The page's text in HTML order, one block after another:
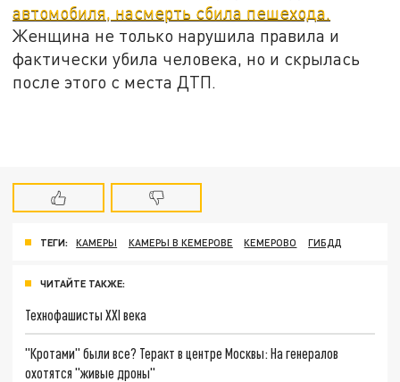
автомобиля, насмерть сбила пешехода.
Женщина не только нарушила правила и
фактически убила человека, но и скрылась
после этого с места ДТП.
ТЕГИ: КАМЕРЫ КАМЕРЫ В КЕМЕРОВЕ КЕМЕРОВО ГИБДД
ЧИТАЙТЕ ТАКЖЕ:
Технофашисты XXI века
"Кротами" были все? Теракт в центре Москвы: На генералов
охотятся "живые дроны"